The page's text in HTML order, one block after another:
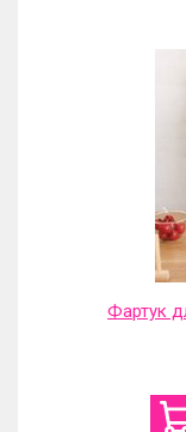
Фартук